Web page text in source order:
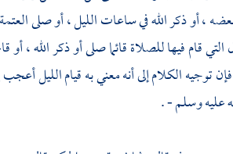
بعضه ، أو ذكر الله في ساعات الليل ، أو صلى
قام فيها للصلاة قائما صلى أو ذكر الله ،
توجيه الكلام إلى أنه معني به قيام الليل
عليه وسلم - .